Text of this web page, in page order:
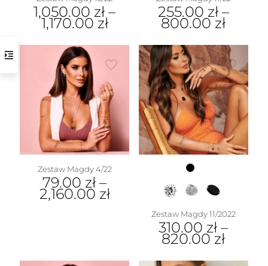
1,050.00 zł –
1,170.00 zł
255.00 zł–
800.00 zł
Zestaw Magdy 4/22
79.00 zł –
2,160.00 zł
Zestaw Magdy 11/2022
310.00 zł –
820.00 zł